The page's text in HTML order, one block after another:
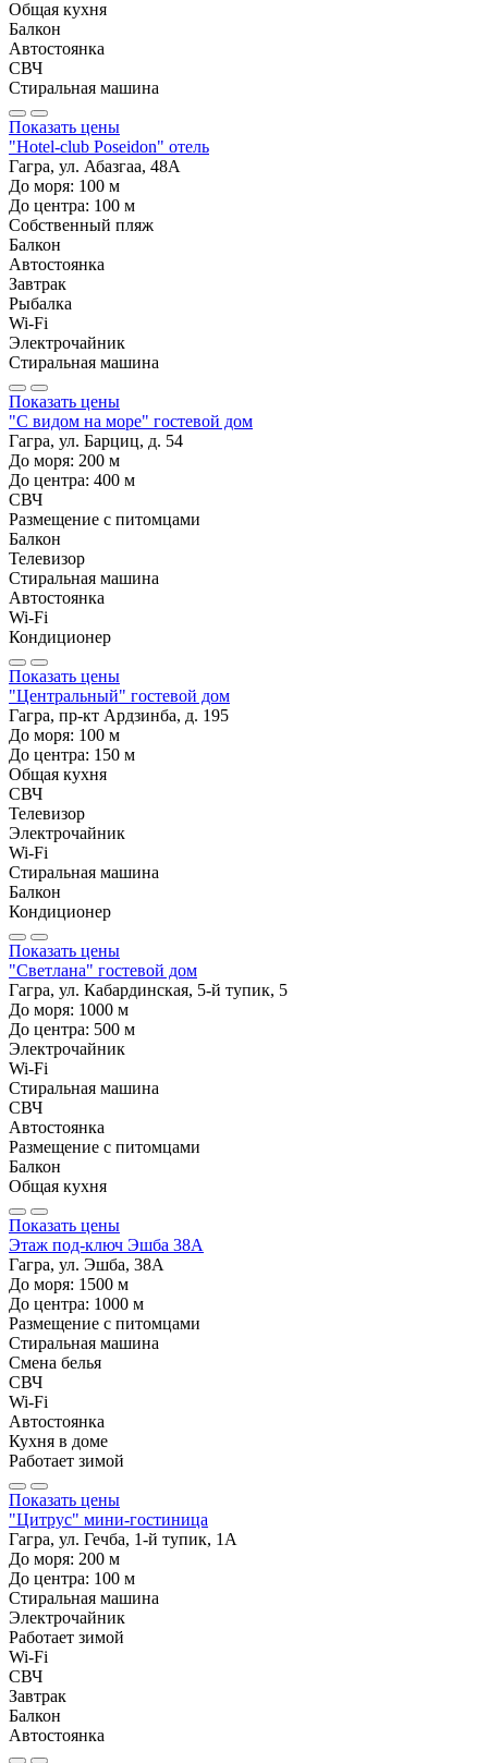
Общая кухня
Балкон
Автостоянка
СВЧ
Стиральная машина
Показать цены
"Hotel-club Poseidon" отель
Гагра, ул. Абазгаа, 48А
До моря: 100 м
До центра: 100 м
Собственный пляж
Балкон
Автостоянка
Завтрак
Рыбалка
Wi-Fi
Электрочайник
Стиральная машина
Показать цены
"С видом на море" гостевой дом
Гагра, ул. Барциц, д. 54
До моря: 200 м
До центра: 400 м
СВЧ
Размещение с питомцами
Балкон
Телевизор
Стиральная машина
Автостоянка
Wi-Fi
Кондиционер
Показать цены
"Центральный" гостевой дом
Гагра, пр-кт Ардзинба, д. 195
До моря: 100 м
До центра: 150 м
Общая кухня
СВЧ
Телевизор
Электрочайник
Wi-Fi
Стиральная машина
Балкон
Кондиционер
Показать цены
"Светлана" гостевой дом
Гагра, ул. Кабардинская, 5-й тупик, 5
До моря: 1000 м
До центра: 500 м
Электрочайник
Wi-Fi
Стиральная машина
СВЧ
Автостоянка
Размещение с питомцами
Балкон
Общая кухня
Показать цены
Этаж под-ключ Эшба 38А
Гагра, ул. Эшба, 38А
До моря: 1500 м
До центра: 1000 м
Размещение с питомцами
Стиральная машина
Смена белья
СВЧ
Wi-Fi
Автостоянка
Кухня в доме
Работает зимой
Показать цены
"Цитрус" мини-гостиница
Гагра, ул. Гечба, 1-й тупик, 1А
До моря: 200 м
До центра: 100 м
Стиральная машина
Электрочайник
Работает зимой
Wi-Fi
СВЧ
Завтрак
Балкон
Автостоянка